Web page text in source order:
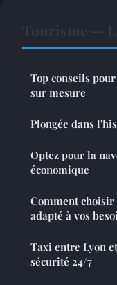
Top conseils
sur mesure
Plongée dans
Optez pour la
économique
Comment
adapté à vos
Taxi entre Lyon
sécurité 24/7